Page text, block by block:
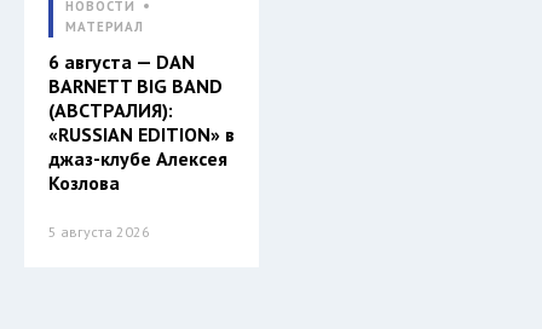
НОВОСТИ
МАТЕРИАЛ
6 августа — DAN
BARNETT BIG BAND
(АВСТРАЛИЯ):
«RUSSIAN EDITION» в
джаз-клубе Алексея
Козлова
5 августа 2026